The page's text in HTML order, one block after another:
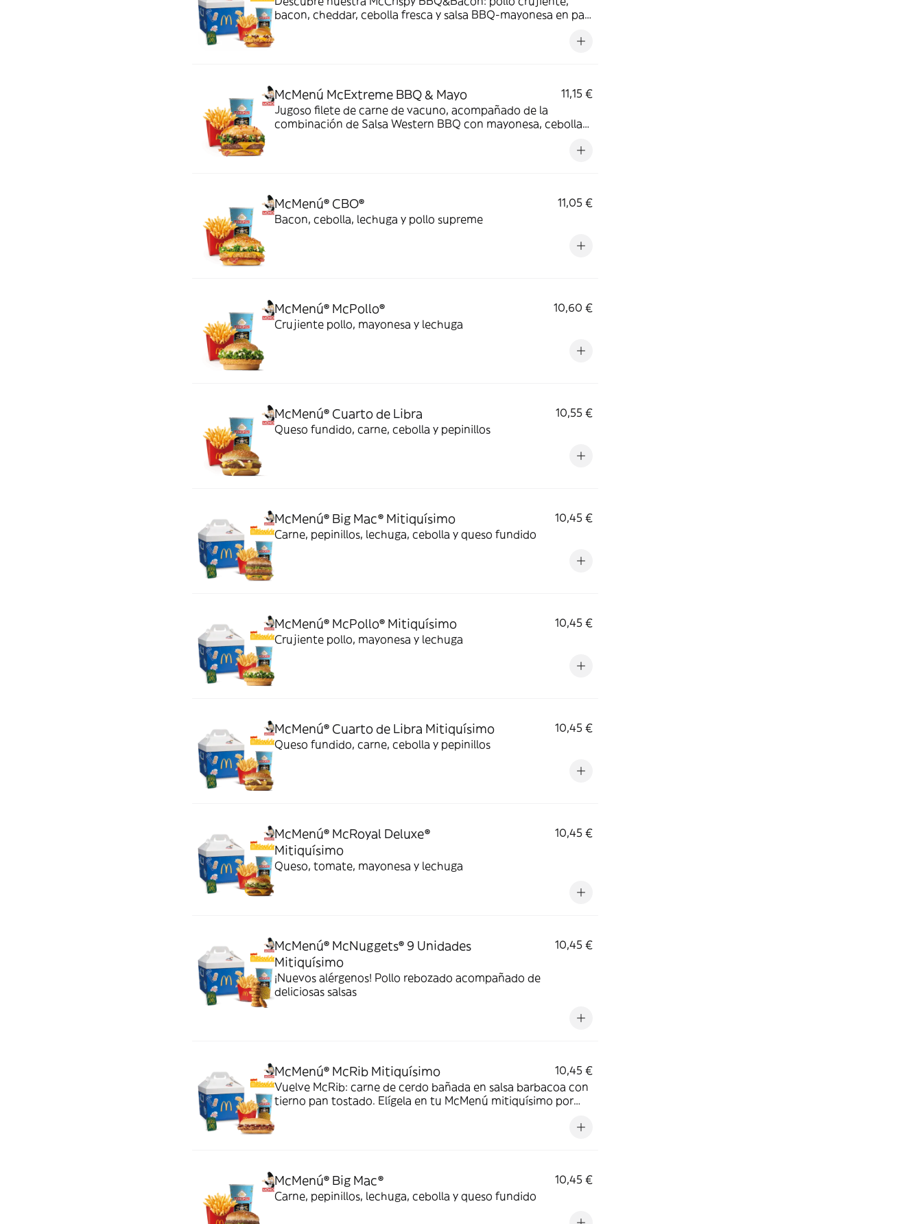
bacon, cheddar, cebolla fresca y salsa BBQ-mayonesa en pan
McMenú McExtreme BBQ & Mayo
11,15 €
Jugoso filete de carne de vacuno, acompañado de la
combinación de Salsa Western BBQ con mayonesa, cebolla
todo ello envuelto en un irresistible pan con bites de bacon.
McMenú® CBO®
11,05 €
Bacon, cebolla, lechuga y pollo supreme
McMenú® McPollo®
10,60 €
Crujiente pollo, mayonesa y lechuga
McMenú® Cuarto de Libra
10,55 €
Queso fundido, carne, cebolla y pepinillos
McMenú® Big Mac® Mitiquísimo
10,45 €
Carne, pepinillos, lechuga, cebolla y queso fundido
McMenú® McPollo® Mitiquísimo
10,45 €
Crujiente pollo, mayonesa y lechuga
McMenú® Cuarto de Libra Mitiquísimo
10,45 €
Queso fundido, carne, cebolla y pepinillos
McMenú® McRoyal Deluxe®
Mitiquísimo
10,45 €
Queso, tomate, mayonesa y lechuga
McMenú® McNuggets® 9 Unidades
Mitiquísimo
10,45 €
¡Nuevos alérgenos! Pollo rebozado acompañado de
deliciosas salsas
McMenú® McRib Mitiquísimo
10,45 €
Vuelve McRib: carne de cerdo bañada en salsa barbacoa con
tierno pan tostado. Elígela en tu McMenú mitiquísimo por
McMenú® Big Mac®
10,45 €
Carne, pepinillos, lechuga, cebolla y queso fundido